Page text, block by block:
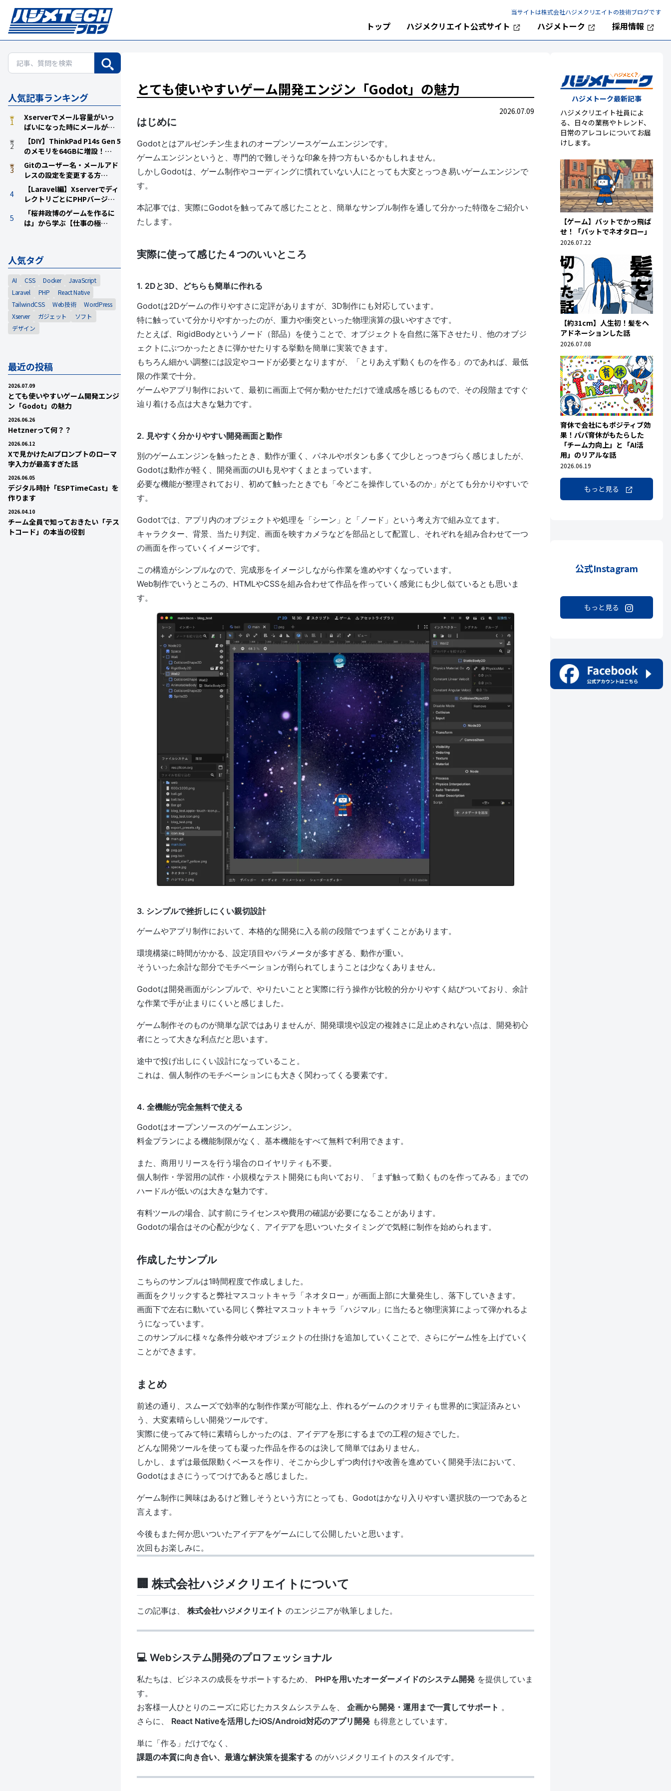
当サイトは株式会社ハジメクリエイトの技術ブログです
トップ ハジメクリエイト公式サイト ハジメトーク 採用情報
人気記事ランキング
1
Xserverでメール容量がいっ
ぱいになった時にメールが…
2
【DIY】ThinkPad P14s Gen 5
のメモリを64GBに増設！…
3
Gitのユーザー名・メールアド
レスの設定を変更する方…
4
【Laravel編】Xserverでディ
レクトリごとにPHPバージ…
5
「桜井政博のゲームを作るに
は」から学ぶ【仕事の極…
人気タグ
AI CSS Docker
JavaScript
Laravel
PHP
React Native
TailwindCSS
Web技術
WordPress
Xserver
ガジェット
ソフト
デザイン
最近の投稿
2026.07.09
とても使いやすいゲーム開発エンジ
ン「Godot」の魅力
2026.06.26
Hetznerって何？？
2026.06.12
Xで見かけたAIプロンプトのローマ
字入力が最高すぎた話
2026.06.05
デジタル時計「ESPTimeCast」を
作ります
2026.04.10
チーム全員で知っておきたい「テス
トコード」の本当の役割
ハジメトーク最新記事
ハジメクリエイト社員によ
る、日々の業務やトレンド、
日常のアレコレについてお届
けします。
【ゲーム】バットでかっ飛ば
せ！「バットでネオタロー」
2026.07.22
【約31cm】人生初！髪をヘ
アドネーションした話
2026.07.08
育休で会社にもポジティブ効
果！パパ育休がもたらした
「チーム力向上」と「AI活
用」のリアルな話
2026.06.19
もっと見る
公式Instagram
もっと見る
とても使いやすいゲーム開発エンジン「Godot」の魅力
2026.07.09
はじめに
Godotとはアルゼンチン生まれのオープンソースゲームエンジンです。
ゲームエンジンというと、専門的で難しそうな印象を持つ方もいるかもしれません。
しかしGodotは、ゲーム制作やコーディングに慣れていない人にとっても大変とっつき易いゲームエンジンで
す。
本記事では、実際にGodotを触ってみて感じたことと、簡単なサンプル制作を通して分かった特徴をご紹介い
たします。
実際に使って感じた４つのいいところ
1. 2Dと3D、どちらも簡単に作れる
Godotは2Dゲームの作りやすさに定評がありますが、3D制作にも対応しています。
特に触っていて分かりやすかったのが、重力や衝突といった物理演算の扱いやすさです。
たとえば、RigidBodyというノード（部品）を使うことで、オブジェクトを自然に落下させたり、他のオブジ
ェクトにぶつかったときに弾かせたりする挙動を簡単に実装できます。
もちろん細かい調整には設定やコードが必要となりますが、「とりあえず動くものを作る」のであれば、最低
限の作業で十分。
ゲームやアプリ制作において、最初に画面上で何か動かせただけで達成感を感じるもので、その段階まですぐ
辿り着ける点は大きな魅力です。
2. 見やすく分かりやすい開発画面と動作
別のゲームエンジンを触ったとき、動作が重く、パネルやボタンも多くて少しとっつきづらく感じましたが、
Godotは動作が軽く、開発画面のUIも見やすくまとまっています。
必要な機能が整理されており、初めて触ったときでも「今どこを操作しているのか」がとても分かりやすいで
す。
Godotでは、アプリ内のオブジェクトや処理を「シーン」と「ノード」という考え方で組み立てます。
キャラクター、背景、当たり判定、画面を映すカメラなどを部品として配置し、それぞれを組み合わせて一つ
の画面を作っていくイメージです。
この構造がシンプルなので、完成形をイメージしながら作業を進めやすくなっています。
Web制作でいうところの、HTMLやCSSを組み合わせて作品を作っていく感覚にも少し似ているとも思いま
す。
3. シンプルで挫折しにくい親切設計
ゲームやアプリ制作において、本格的な開発に入る前の段階でつまずくことがあります。
環境構築に時間がかかる、設定項目やパラメータが多すぎる、動作が重い。
そういった余計な部分でモチベーションが削られてしまうことは少なくありません。
Godotは開発画面がシンプルで、やりたいことと実際に行う操作が比較的分かりやすく結びついており、余計
な作業で手が止まりにくいと感じました。
ゲーム制作そのものが簡単な訳ではありませんが、開発環境や設定の複雑さに足止めされない点は、開発初心
者にとって大きな利点だと思います。
途中で投げ出しにくい設計になっていること。
これは、個人制作のモチベーションにも大きく関わってくる要素です。
4. 全機能が完全無料で使える
Godotはオープンソースのゲームエンジン。
料金プランによる機能制限がなく、基本機能をすべて無料で利用できます。
また、商用リリースを行う場合のロイヤリティも不要。
個人制作・学習用の試作・小規模なテスト開発にも向いており、「まず触って動くものを作ってみる」までの
ハードルが低いのは大きな魅力です。
有料ツールの場合、試す前にライセンスや費用の確認が必要になることがあります。
Godotの場合はその心配が少なく、アイデアを思いついたタイミングで気軽に制作を始められます。
作成したサンプル
こちらのサンプルは1時間程度で作成しました。
画面をクリックすると弊社マスコットキャラ「ネオタロー」が画面上部に大量発生し、落下していきます。
画面下で左右に動いている同じく弊社マスコットキャラ「ハジマル」に当たると物理演算によって弾かれるよ
うになっています。
このサンプルに様々な条件分岐やオブジェクトの仕掛けを追加していくことで、さらにゲーム性を上げていく
ことができます。
まとめ
前述の通り、スムーズで効率的な制作作業が可能な上、作れるゲームのクオリティも世界的に実証済みとい
う、大変素晴らしい開発ツールです。
実際に使ってみて特に素晴らしかったのは、アイデアを形にするまでの工程の短さでした。
どんな開発ツールを使っても凝った作品を作るのは決して簡単ではありません。
しかし、まずは最低限動くベースを作り、そこから少しずつ肉付けや改善を進めていく開発手法において、
Godotはまさにうってつけであると感じました。
ゲーム制作に興味はあるけど難しそうという方にとっても、Godotはかなり入りやすい選択肢の一つであると
言えます。
今後もまた何か思いついたアイデアをゲームにして公開したいと思います。
次回もお楽しみに。
🏢 株式会社ハジメクリエイトについて
この記事は、 株式会社ハジメクリエイト のエンジニアが執筆しました。
💻 Webシステム開発のプロフェッショナル
私たちは、ビジネスの成長をサポートするため、 PHPを用いたオーダーメイドのシステム開発 を提供していま
す。
お客様一人ひとりのニーズに応じたカスタムシステムを、
企画から開発・運用まで一貫してサポート 。
さらに、
React Nativeを活用したiOS/Android対応のアプリ開発 も得意としています。
単に「作る」だけでなく、
課題の本質に向き合い、最適な解決策を提案する のがハジメクリエイトのスタイルです。